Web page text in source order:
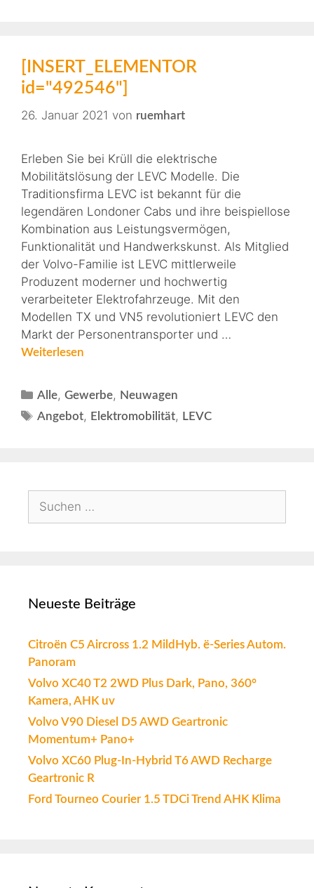
[INSERT_ELEMENTOR
id="492546"]
26. Januar 2021 von ruemhart
Erleben Sie bei Krüll die elektrische
Mobilitätslösung der LEVC Modelle. Die
Traditionsfirma LEVC ist bekannt für die
legendären Londoner Cabs und ihre beispiellose
Kombination aus Leistungsvermögen,
Funktionalität und Handwerkskunst. Als Mitglied
der Volvo-Familie ist LEVC mittlerweile
Produzent moderner und hochwertig
verarbeiteter Elektrofahrzeuge. Mit den
Modellen TX und VN5 revolutioniert LEVC den
Markt der Personentransporter und …
Weiterlesen
Alle,Gewerbe, Neuwagen
Angebot, Elektromobilität, LEVC
Neueste Beiträge
Citroën C5 Aircross 1.2 MildHyb. ë-Series Autom.
Panoram
Volvo XC40 T2 2WD Plus Dark, Pano, 360°
Kamera, AHK uv
Volvo V90 Diesel D5 AWD Geartronic
Momentum+ Pano+
Volvo XC60 Plug-In-Hybrid T6 AWD Recharge
Geartronic R
Ford Tourneo Courier 1.5 TDCi Trend AHK Klima